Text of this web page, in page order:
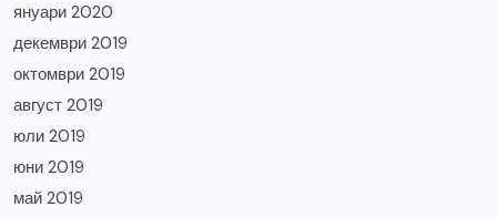
януари 2020
декември 2019
октомври 2019
август 2019
юли 2019
юни 2019
май 2019